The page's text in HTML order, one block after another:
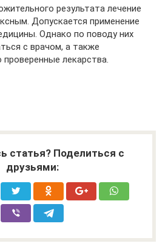
результата лечение
Допускается применение
Однако по поводу них
с врачом, а также
лекарства.
статья? Поделиться с
друзьями: